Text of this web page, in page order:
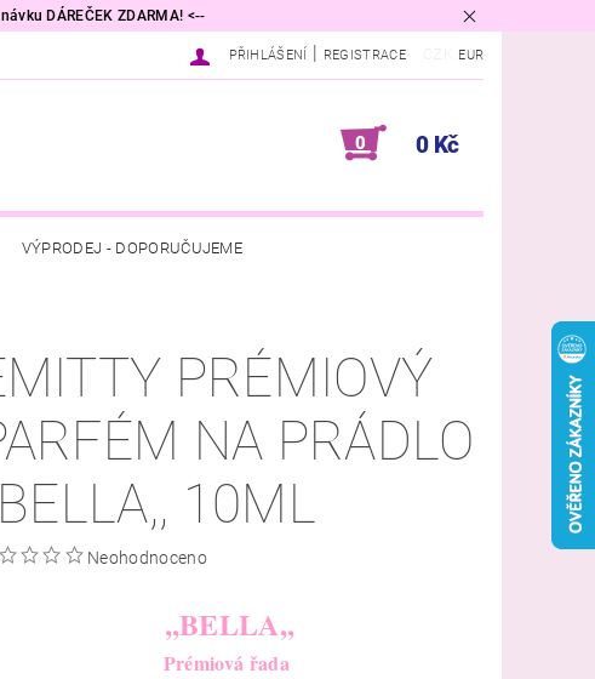
DÁREČEK ZDARMA! <--
EUR
PŘIHLÁŠENÍ REGISTRACE
0 0 Kč
VÝPRODEJ - DOPORUČUJEME
PŘÍRODNÍ KOSMETIKA
PODMÍNKY KONTAKTY
PRÉMIOVÝ
NA PRÁDLO
10ML
Neohodnoceno
,,BELLA,,
Prémiová řada